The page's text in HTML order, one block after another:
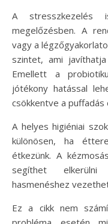
A
megelőzésben. A
vagy a
szintet, ami
Emellett a
jótékony hatással
csökkentve a puffadás
A helyes higiéniai
különösen, ha
étkezünk. A
segíthet
hasmenéshez
Ez a cikk nem